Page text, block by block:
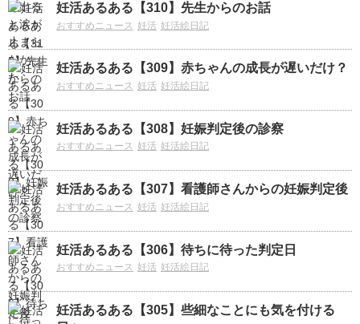
妊活あるある【310】先生からのお話
おすすめニュース 妊活 妊活絵日記
妊活あるある【309】赤ちゃんの成長が遅いだけ？
おすすめニュース 妊活 妊活絵日記
妊活あるある【308】妊娠判定後の診察
おすすめニュース 妊活 妊活絵日記
妊活あるある【307】看護師さんからの妊娠判定後
おすすめニュース 妊活 妊活絵日記
妊活あるある【306】待ちに待った判定日
おすすめニュース 妊活 妊活絵日記
妊活あるある【305】些細なことにも気を付ける